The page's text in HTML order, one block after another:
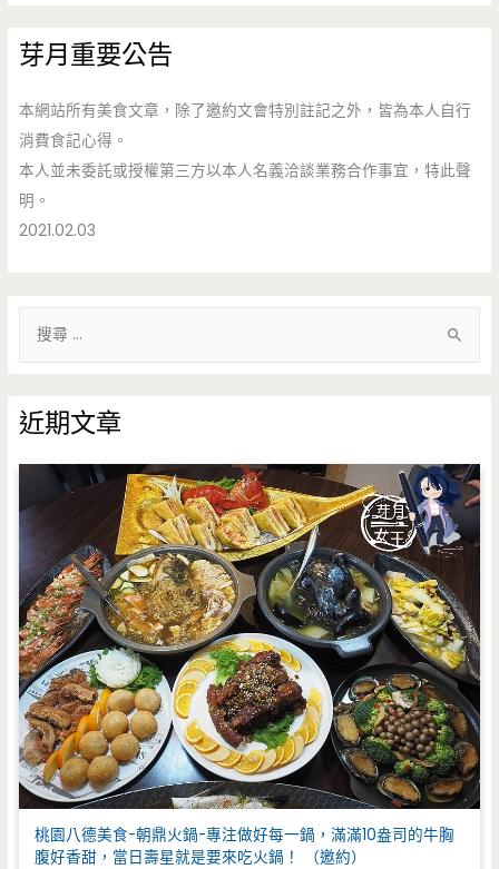
芽月重要公告
本網站所有美食文章，除了邀約文會特別註記之外，皆為本人自行
消費食記心得。
本人並未委託或授權第三方以本人名義洽談業務合作事宜，特此聲
明。
2021.02.03
鍵
字
:
近期文章
桃園八德美食-朝鼎火鍋-專注做好每一鍋，滿滿10盎司的牛胸
腹好香甜，當日壽星就是要來吃火鍋！ （邀約）